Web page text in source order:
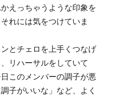
えっちゃうような印象を
れには気をつけていま
とチェロを上手くつなげ
、リハーサルをしていて
このメンバーの調子が悪
子がいいな」など、よく